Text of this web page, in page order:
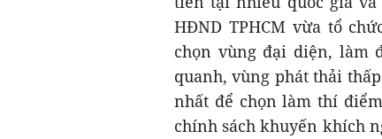
HĐND TPHCM vừa tổ
chọn vùng đại diện, làm
quanh, vùng phát thải
nhất để chọn làm thí
chính sách khuyến khích